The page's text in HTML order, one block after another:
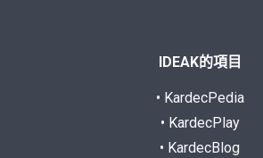
IDEAK的項目
• KardecPedia
• KardecPlay
• KardecBlog